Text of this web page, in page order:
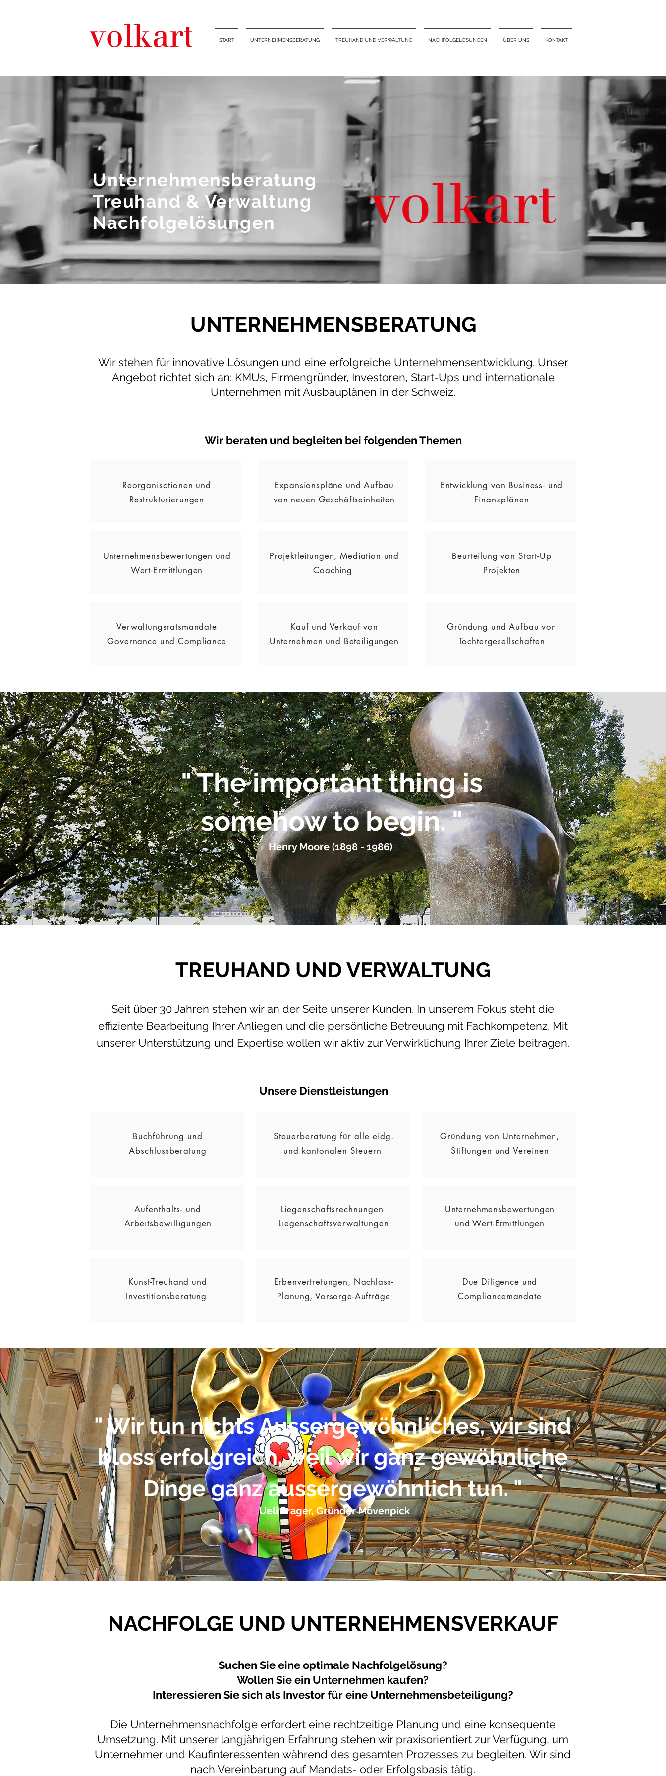
START UNTERNEHMENSBERATUNG TREUHAND UND VERWALTUNG NACHFOLGELÖSUNGEN ÜBER UNS KONTAKT
Unternehmensberatung
Treuhand & Verwaltung
Nachfolgelösungen
UNTERNEHMENSBERATUNG
Wir stehen für innovative Lösungen und eine erfolgreiche Unternehmensentwicklung. Unser
Angebot richtet sich an: KMUs, Firmengründer, Investoren, Start-Ups und internationale
Unternehmen mit Ausbauplänen in der Schweiz.
Wir beraten und begleiten bei folgenden Themen
Reorganisationen und
Restrukturierungen
Unternehmensbewertungen und
Wert-Ermittlungen
Verwaltungsratsmandate
Governance und Compliance
Expansionspläne und Aufbau
von neuen Geschäftseinheiten
Projektleitungen, Mediation und
Coaching
Kauf und Verkauf von
Unternehmen und Beteiligungen
Entwicklung von Business- und
Finanzplänen
Beurteilung von Start-Up
Projekten
Gründung und Aufbau von
Tochtergesellschaften
"The important thing is
somehow to begin. "
Henry Moore (1898 - 1986)
TREUHAND UND VERWALTUNG
Seit über 30 Jahren stehen wir an der Seite unserer Kunden. In unserem Fokus steht die
effiziente Bearbeitung Ihrer Anliegen und die persönliche Betreuung mit Fachkompetenz. Mit
unserer Unterstützung und Expertise wollen wir aktiv zur Verwirklichung Ihrer Ziele beitragen.
Unsere Dienstleistungen
Buchführung und
Abschlussberatung
Aufenthalts- und
Arbeitsbewilligungen
Kunst-Treuhand und
Investitionsberatung
Steuerberatung für alle eidg.
und kantonalen Steuern
Liegenschaftsrechnungen
Liegenschaftsverwaltungen
Erbenvertretungen, Nachlass-
Planung, Vorsorge-Aufträge
Gründung von Unternehmen,
Stiftungen und Vereinen
Unternehmensbewertungen
und Wert-Ermittlungen
Due Diligence und
Compliancemandate
" Wir tun nichts Aussergewöhnliches, wir sind
bloss erfolgreich, weil wir ganz gewöhnliche
Dinge ganz aussergewöhnlich tun. "
Ueli Prager, Gründer Mövenpick
NACHFOLGE UND UNTERNEHMENSVERKAUF
Suchen Sie eine optimale Nachfolgelösung?
Wollen Sie ein Unternehmen kaufen?
Interessieren Sie sich als Investor für eine Unternehmensbeteiligung?
Die Unternehmensnachfolge erfordert eine rechtzeitige Planung und eine konsequente
Umsetzung. Mit unserer langjährigen Erfahrung stehen wir praxisorientiert zur Verfügung, um
Unternehmer und Kaufinteressenten während des gesamten Prozesses zu begleiten. Wir sind
nach Vereinbarung auf Mandats- oder Erfolgsbasis tätig.